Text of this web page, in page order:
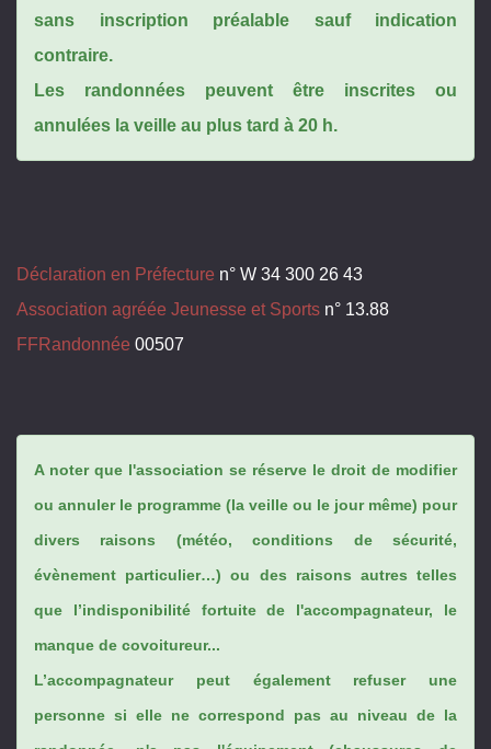
sans inscription préalable sauf indication
contraire.
Les randonnées peuvent être inscrites ou
annulées la veille au plus tard à 20 h.
Déclaration en Préfecture n° W 34 300 26 43
Association agréée Jeunesse et Sports n° 13.88
FFRandonnée 00507
A noter que l'association se réserve le droit de modifier
ou annuler le programme (la veille ou le jour même) pour
divers raisons (météo, conditions de sécurité,
évènement particulier…) ou des raisons autres telles
que l’indisponibilité fortuite de l'accompagnateur, le
manque de covoitureur...
L’accompagnateur peut également refuser une
personne si elle ne correspond pas au niveau de la